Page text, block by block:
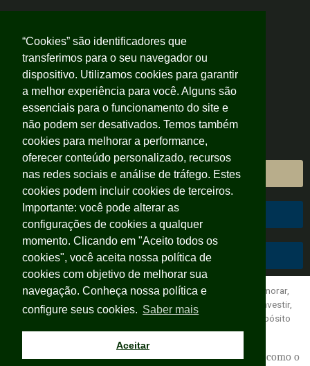
Área do Cliente
Área do Colaborador
Código de Conduta
Logo de cara é possível dizer que quem compra pensando em morar,
considera o imóvel uma necessidade. Já aquele que pretende investir,
transforma o empreendimento em um ativo financeiro cujo propósito
normalmente é a rentabilidade.
A compra para investimento acaba olhando para fatores como o
“Cookies” são identificadores que
transferimos para o seu navegador ou
dispositivo. Utilizamos cookies para garantir
a melhor experiência para você. Alguns são
essenciais para o funcionamento do site e
não podem ser desativados. Temos também
cookies para melhorar a performance,
oferecer conteúdo personalizado, recursos
nas redes sociais e análise de tráfego. Estes
cookies podem incluir cookies de terceiros.
Importante: você pode alterar as
configurações de cookies a qualquer
momento. Clicando em "Aceito todos os
cookies", você aceita nossa política de
cookies com objetivo de melhorar sua
navegação. Conheça nossa política e
configure seus cookies. Saber mais
Aceitar